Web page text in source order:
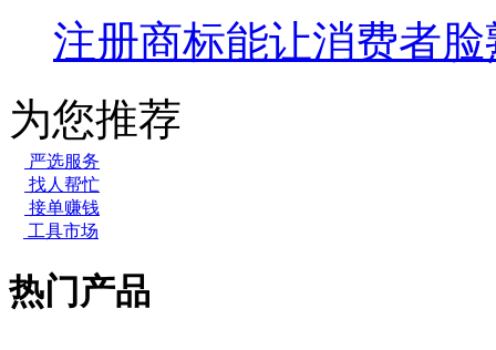
注册商标能让消费者
为您推荐
严选服务
找人帮忙
接单赚钱
工具市场
热门产品